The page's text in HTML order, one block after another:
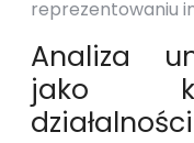
reprezentowaniu
Analiza
jako